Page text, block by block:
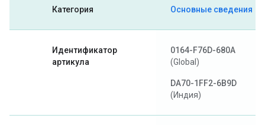
Категория Основные сведения
Идентификатор
артикула
0164-F76D-680A
(Global)
DA70-1FF2-6B9D
(Индия)